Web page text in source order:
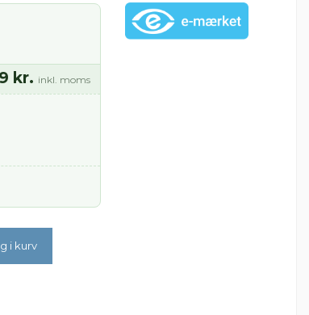
kr. inkl. moms
i kurv